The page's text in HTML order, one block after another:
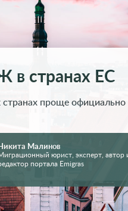
в странах ЕС
проще официально
Малинов
юрист, эксперт, автор
портала Emigras